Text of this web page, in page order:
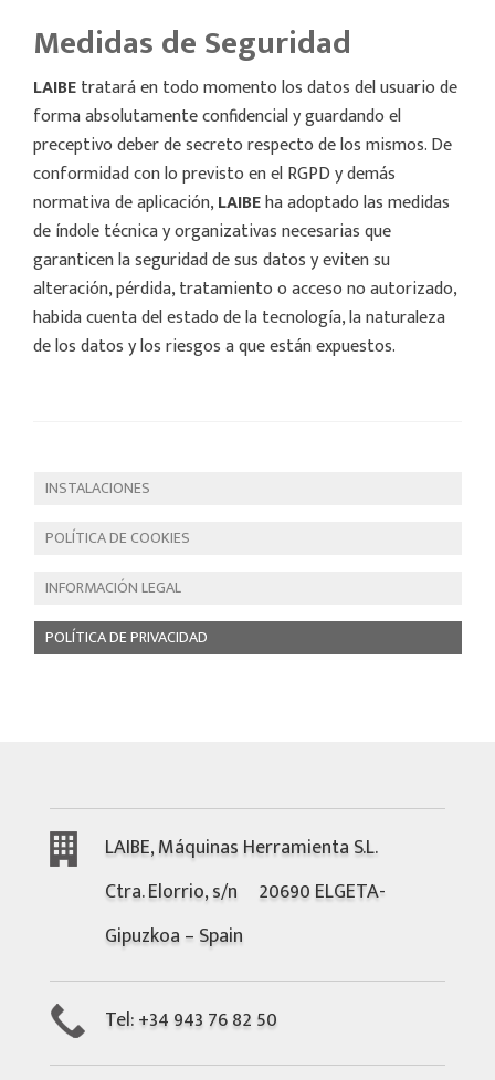
Medidas de Seguridad
LAIBEtratará en todo momento los datos del usuario de
forma absolutamente confidencial y guardando el
preceptivo deber de secreto respecto de los mismos. De
conformidad con lo previsto en el RGPD y demás
normativa de aplicación,LAIBEha adoptado las medidas
de índole técnica y organizativas necesarias que
garanticen la seguridad de sus datos y eviten su
alteración, pérdida, tratamiento o acceso no autorizado,
habida cuenta del estado de la tecnología, la naturaleza
de los datos y los riesgos a que están expuestos.
INSTALACIONES
POLÍTICA DE COOKIES
INFORMACIÓN LEGAL
POLÍTICA DE PRIVACIDAD
LAIBE, Máquinas Herramienta S.L.
Ctra. Elorrio, s/nº 20690 ELGETA-
Gipuzkoa – Spain
Tel: +34 943 76 82 50